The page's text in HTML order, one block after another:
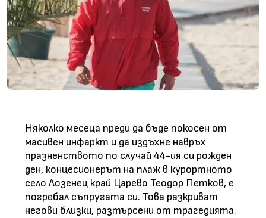
Няколко месеца преди да бъде покосен от
масивен инфаркт и да издъхне навръх
празненството по случай 44-ия си рожден
ден, концесионерът на плаж в курортното
село Лозенец край Царево Теодор Петков, е
погребал съпругата си. Това разкриват
негови близки, разтърсени от трагедията.